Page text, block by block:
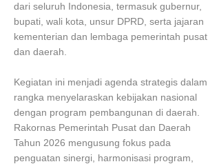
dari seluruh Indonesia, termasuk gubernur,
bupati, wali kota, unsur DPRD, serta jajaran
kementerian dan lembaga pemerintah pusat
dan daerah.
Kegiatan ini menjadi agenda strategis dalam
rangka menyelaraskan kebijakan nasional
dengan program pembangunan di daerah.
Rakornas Pemerintah Pusat dan Daerah
Tahun 2026 mengusung fokus pada
penguatan sinergi, harmonisasi program,